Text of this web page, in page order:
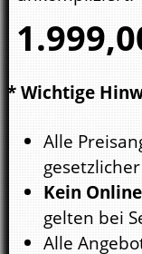
1.999,
* Wichtige
Alle
Kein
gelten bei
Alle